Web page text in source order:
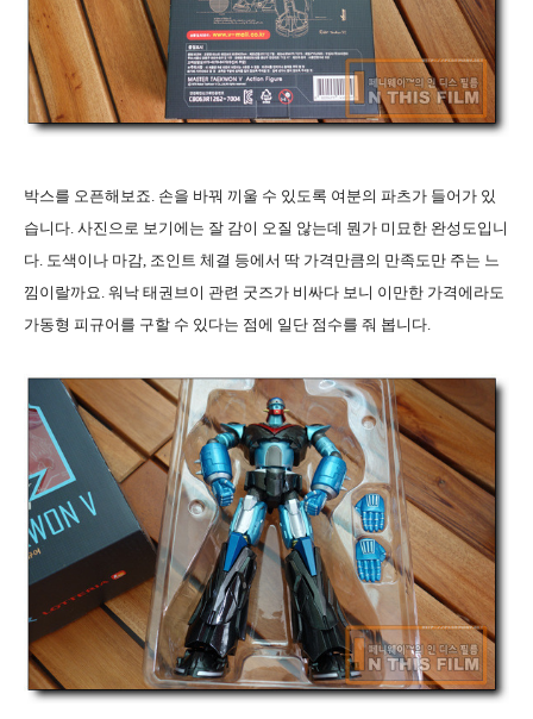
박스를 오픈해보죠 손을 바꿔 끼울 수 있도록 여분의 파츠가 들어가 있
습니다 사진으로 보기에는 잘 감이 오질 않는데 뭔가 미묘한 완성도입니
다 도색이나 마감 조인트 체결 등에서 딱 가격만큼의 만족도만 주는 느
낌이랄까요 워낙 태권브이 관련 굿즈가 비싸다 보니 이만한 가격에라도
가동형 피규어를 구할 수 있다는 점에 일단 점수를 줘 봅니다